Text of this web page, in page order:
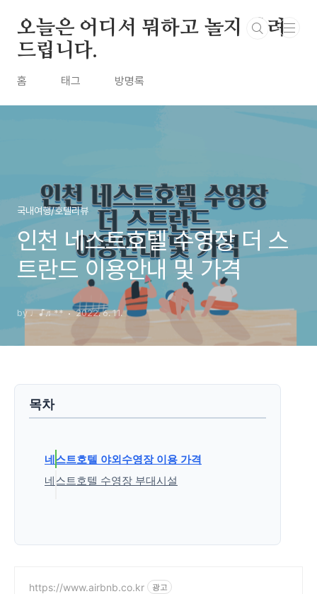
오늘은 어디서 뭐하고 놀지 알려
드립니다.
홈 태그 방명록
국내여행/호텔리뷰
인천 네스트호텔 수영장 더 스
트란드 이용안내 및 가격
by ♩♪♬** 2022. 6. 11.
목차
네스트호텔 야외수영장 이용 가격
네스트호텔 수영장 부대시설
https://www.airbnb.co.kr 광고